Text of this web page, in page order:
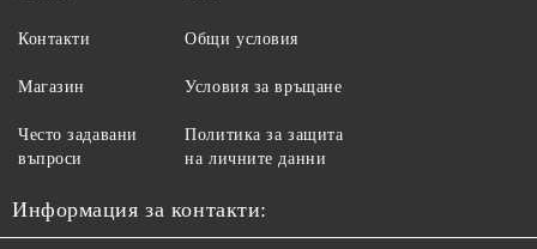
Контакти
Магазин
Често задавани
въпроси
Общи условия
Условия за връщане
Политика за защита
на личните данни
Информация за контакти: